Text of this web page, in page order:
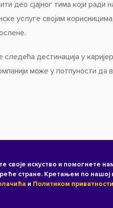
своје искуство и помогнете
стране. Кретањем по
и Политиком
део сјајног тима који ради
услуге својим
дестинација у
може у потпуности да